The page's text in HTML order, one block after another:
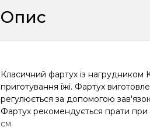
Опис
Класичний фартух із нагрудником
приготування їжі. Фартух
регулюється за допомогою
Фартух рекомендується прати
см.